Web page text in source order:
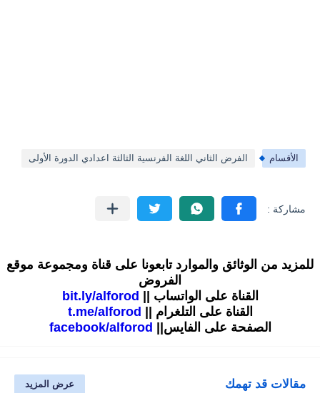
الأقسام الفرض الثاني اللغة الفرنسية الثالثة اعدادي الدورة الأولى
للمزيد من الوثائق والموارد تابعونا على قناة ومجموعة موقع
الفروض
القناة على الواتساب ||
bit.ly/alforod
القناة على التلغرام ||
t.me/alforod
الصفحة على الفايس||
facebook/alforod
مقالات قد تهمك عرض المزيد